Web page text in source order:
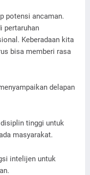
potensi ancaman.
pertaruhan
Keberadaan kita
bisa memberi rasa
delapan
tinggi untuk
masyarakat.
intelijen untuk